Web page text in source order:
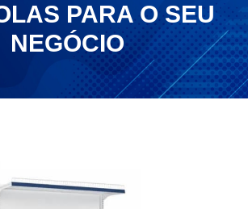
PARA O SEU
NEGÓCIO